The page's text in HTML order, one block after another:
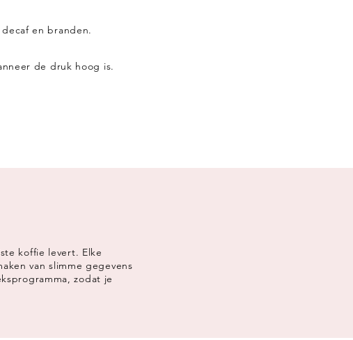
en branden.
de druk hoog is.
koffie levert. Elke
van slimme gegevens
zodat je